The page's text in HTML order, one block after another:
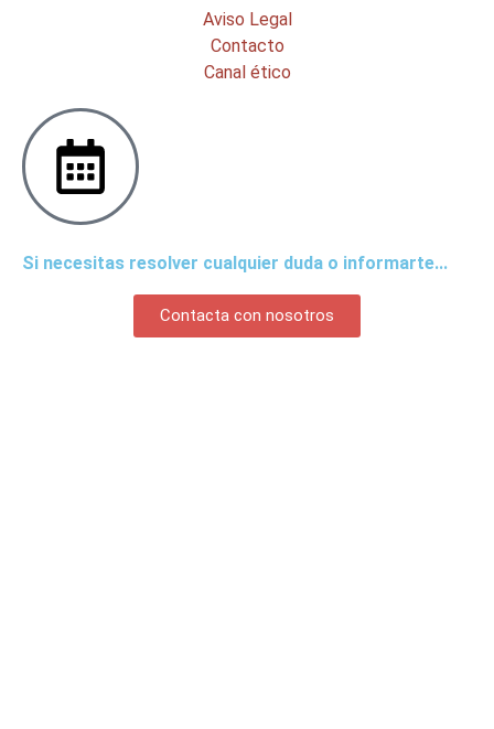
Aviso Legal
Contacto
Canal ético
Si necesitas resolver cualquier duda o informarte...
Contacta con nosotros